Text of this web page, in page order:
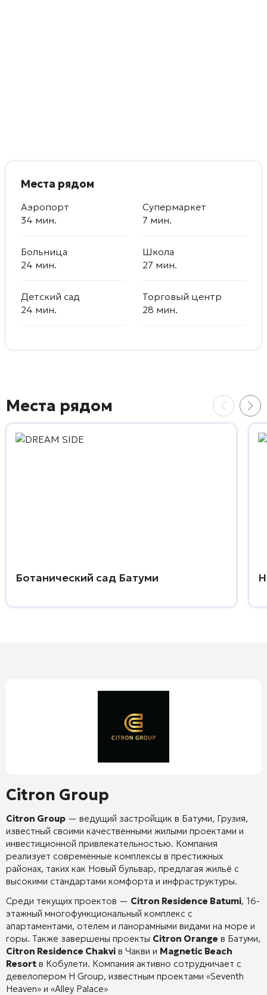
Места рядом
Аэропорт
34 мин.
Супермаркет
7 мин.
Больница
24 мин.
Школа
27 мин.
Детский сад
24 мин.
Торговый центр
28 мин.
Места рядом
Ботанический сад Батуми
Citron Group
Citron Group — ведущий застройщик в Батуми, Грузия,
известный своими качественными жилыми проектами и
инвестиционной привлекательностью. Компания
реализует современные комплексы в престижных
районах, таких как Новый бульвар, предлагая жильё с
высокими стандартами комфорта и инфраструктуры.
Среди текущих проектов — Citron Residence Batumi, 16-
этажный многофункциональный комплекс с
апартаментами, отелем и панорамными видами на море и
горы. Также завершены проекты Citron Orange в Батуми,
Citron Residence Chakvi в Чакви и Magnetic Beach
Resort в Кобулети. Компания активно сотрудничает с
девелопером H Group, известным проектами «Seventh
Heaven» и «Alley Palace»